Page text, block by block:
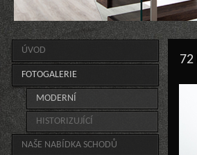
ÚVOD
FOTOGALERIE
MODERNÍ
HISTORIZUJÍCÍ
NAŠE NABÍDKA SCHODŮ
72